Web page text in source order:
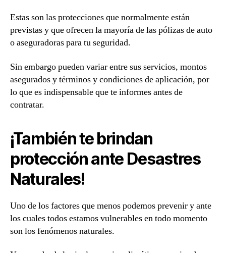
Estas son las protecciones que normalmente están
previstas y que ofrecen la mayoría de las pólizas de auto
o aseguradoras para tu seguridad.
Sin embargo pueden variar entre sus servicios, montos
asegurados y términos y condiciones de aplicación, por
lo que es indispensable que te informes antes de
contratar.
¡También te brindan
protección ante Desastres
Naturales!
Uno de los factores que menos podemos prevenir y ante
los cuales todos estamos vulnerables en todo momento
son los fenómenos naturales.